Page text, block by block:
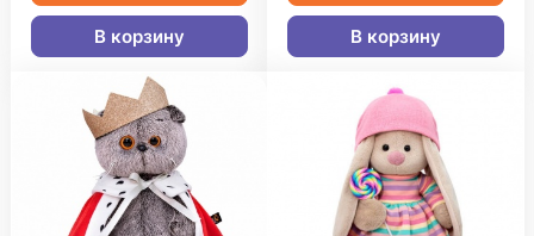
В корзину В корзину